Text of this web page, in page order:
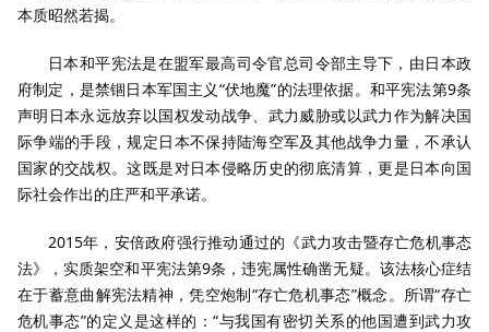
本质昭然若揭。
日本和平宪法是在盟军最高司令官总司令部主导下，由日本政
府制定，是禁锢日本军国主义“伏地魔”的法理依据。和平宪法第9条
声明日本永远放弃以国权发动战争、武力威胁或以武力作为解决国
际争端的手段，规定日本不保持陆海空军及其他战争力量，不承认
国家的交战权。这既是对日本侵略历史的彻底清算，更是日本向国
际社会作出的庄严和平承诺。
2015年，安倍政府强行推动通过的《武力攻击暨存亡危机事态
法》，实质架空和平宪法第9条，违宪属性确凿无疑。该法核心症结
在于蓄意曲解宪法精神，凭空炮制“存亡危机事态”概念。所谓“存亡
危机事态”的定义是这样的：“与我国有密切关系的他国遭到武力攻